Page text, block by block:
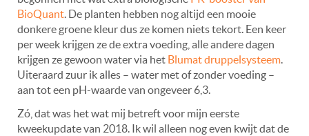
BioQuant. De planten hebben nog altijd een mooie
donkere groene kleur dus ze komen niets tekort. Een keer
per week krijgen ze de extra voeding, alle andere dagen
krijgen ze gewoon water via het Blumat druppelsysteem.
Uiteraard zuur ik alles – water met of zonder voeding –
aan tot een pH-waarde van ongeveer 6,3.
Zó, dat was het wat mij betreft voor mijn eerste
kweekupdate van 2018. Ik wil alleen nog even kwijt dat de